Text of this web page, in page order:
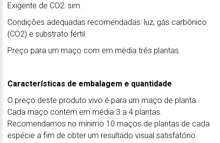
Exigente de CO2: sim.
Condições adequadas recomendadas: luz, gás carbônico
(CO2) e substrato fértil.
Preço para um maço com em média três plantas.
Características de embalagem e quantidade
O preço deste produto vivo é para um maço de planta.
Cada maço contém em média 3 a 4 plantas.
Recomendamos no mínimo 10 maços de plantas de cada
espécie a fim de obter um resultado visual satisfatório